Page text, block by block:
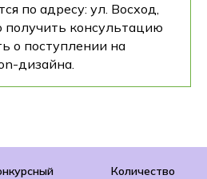
по адресу: ул. Восход,
получить консультацию
о поступлении на
дизайна.
Количество